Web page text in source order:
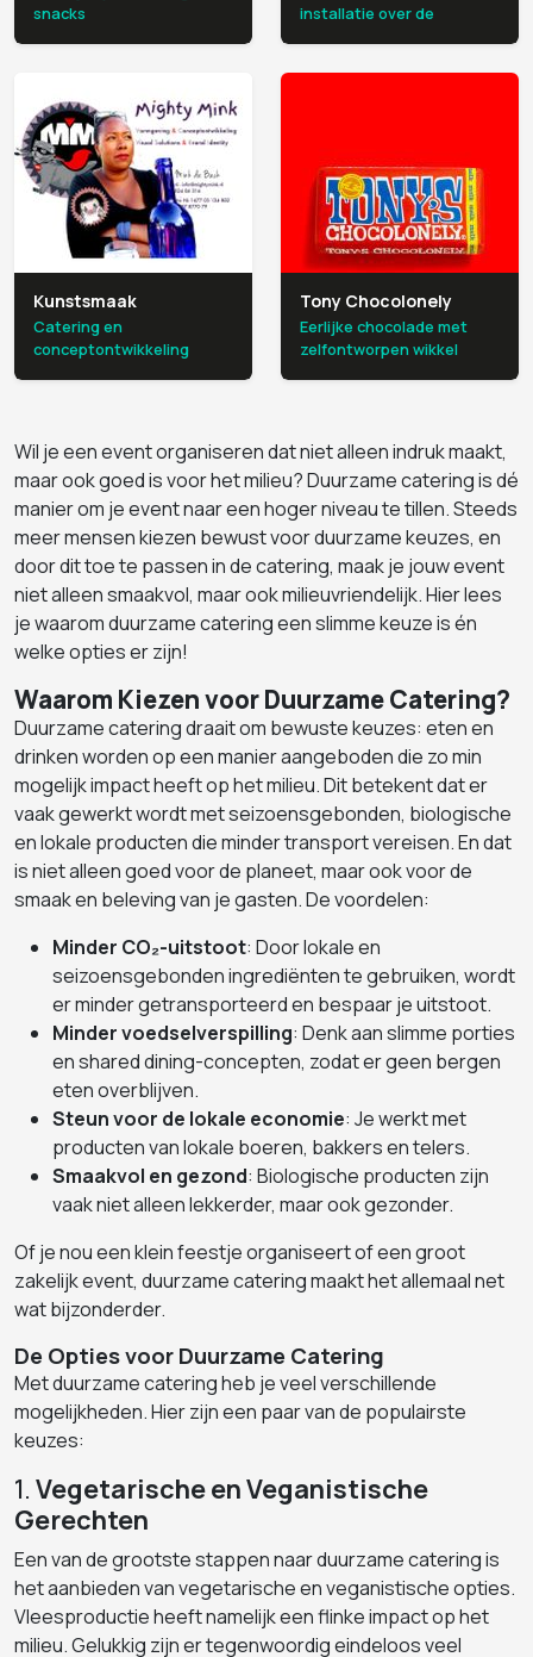
snacks
installatie over de
Kunstsmaak
Catering en
conceptontwikkeling
Tony Chocolonely
Eerlijke chocolade met
zelfontworpen wikkel
Wil je een event organiseren dat niet alleen indruk maakt,
maar ook goed is voor het milieu? Duurzame catering is dé
manier om je event naar een hoger niveau te tillen. Steeds
meer mensen kiezen bewust voor duurzame keuzes, en
door dit toe te passen in de catering, maak je jouw event
niet alleen smaakvol, maar ook milieuvriendelijk. Hier lees
je waarom duurzame catering een slimme keuze is én
welke opties er zijn!
Waarom Kiezen voor Duurzame Catering?
Duurzame catering draait om bewuste keuzes: eten en
drinken worden op een manier aangeboden die zo min
mogelijk impact heeft op het milieu. Dit betekent dat er
vaak gewerkt wordt met seizoensgebonden, biologische
en lokale producten die minder transport vereisen. En dat
is niet alleen goed voor de planeet, maar ook voor de
smaak en beleving van je gasten. De voordelen:
Minder CO₂-uitstoot: Door lokale en
seizoensgebonden ingrediënten te gebruiken, wordt
er minder getransporteerd en bespaar je uitstoot.
Minder voedselverspilling: Denk aan slimme porties
en shared dining-concepten, zodat er geen bergen
eten overblijven.
Steun voor de lokale economie: Je werkt met
producten van lokale boeren, bakkers en telers.
Smaakvol en gezond: Biologische producten zijn
vaak niet alleen lekkerder, maar ook gezonder.
Of je nou een klein feestje organiseert of een groot
zakelijk event, duurzame catering maakt het allemaal net
wat bijzonderder.
De Opties voor Duurzame Catering
Met duurzame catering heb je veel verschillende
mogelijkheden. Hier zijn een paar van de populairste
keuzes:
1. Vegetarische en Veganistische
Gerechten
Een van de grootste stappen naar duurzame catering is
het aanbieden van vegetarische en veganistische opties.
Vleesproductie heeft namelijk een flinke impact op het
milieu. Gelukkig zijn er tegenwoordig eindeloos veel